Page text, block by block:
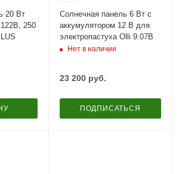
20 Вт
250
Солнечная панель 6 Вт с
аккумулятором 12 В для
электропастуха Olli 9.07B
Нет в наличии
23 200руб.
ПОДПИСАТЬСЯ